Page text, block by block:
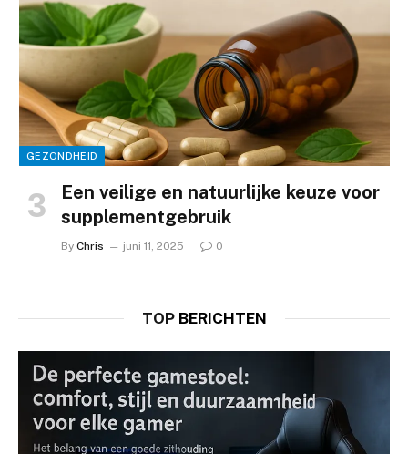
GEZONDHEID
Een veilige en natuurlijke keuze voor
supplementgebruik
By Chris juni 11, 2025 0
TOPBERICHTEN